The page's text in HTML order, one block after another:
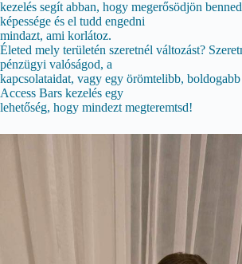
kezelés segít abban, hogy megerősödjön
képessége és el tudd engedni
mindazt, ami korlátoz.
Életed mely területén szeretnél változást?
pénzügyi valóságod, a
kapcsolataidat, vagy egy örömtelibb,
Access Bars kezelés egy
lehetőség, hogy mindezt megteremtsd!